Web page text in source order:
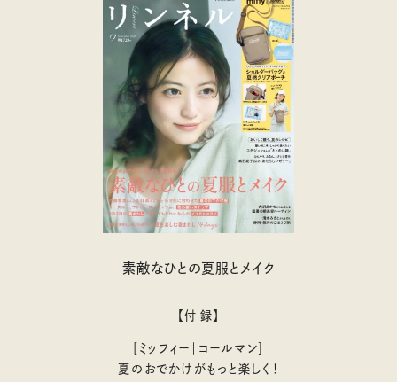
素敵なひとの夏服とメイク
【付 録】
［ミッフィー｜コールマン］
夏のおでかけがもっと楽しく！